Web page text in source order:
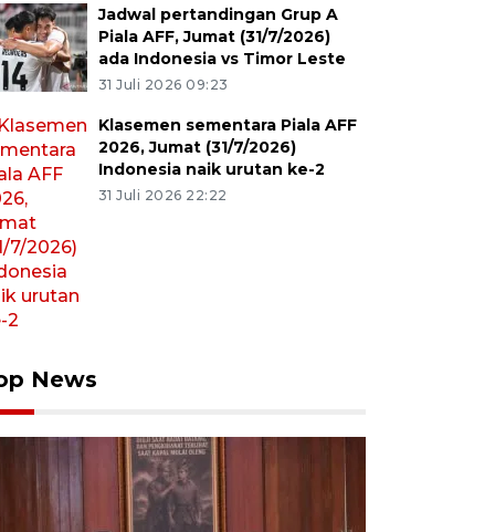
Jadwal pertandingan Grup A
Piala AFF, Jumat (31/7/2026)
ada Indonesia vs Timor Leste
31 Juli 2026 09:23
Klasemen sementara Piala AFF
2026, Jumat (31/7/2026)
Indonesia naik urutan ke-2
31 Juli 2026 22:22
News